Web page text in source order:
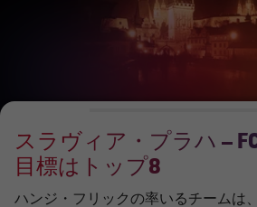
レジェンド
プレスパス
トップチーム
label.aria.plus
スケジュール
チケット
結果
順位表
トップチーム
スケジュール
チケット
PLUSICON
LABEL.ARIA.PLUS
トップチーム
スラヴィア・プラハ –
目標はトップ8
ハンジ・フリックの率いるチームは